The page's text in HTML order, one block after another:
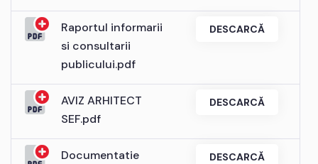
Raportul informarii
si consultarii
publicului.pdf
DESCARCĂ
AVIZ ARHITECT
SEF.pdf
DESCARCĂ
Documentatie
DESCARCĂ